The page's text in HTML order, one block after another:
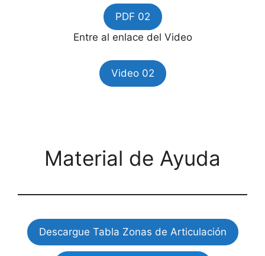
PDF 02
Entre al enlace del Video
Video 02
Material de Ayuda
Descargue Tabla Zonas de Articulación